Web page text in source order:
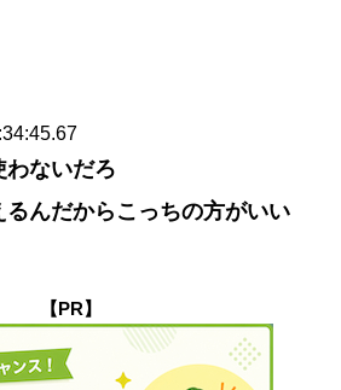
わないだろ
んだからこっちの方がいい
【PR】